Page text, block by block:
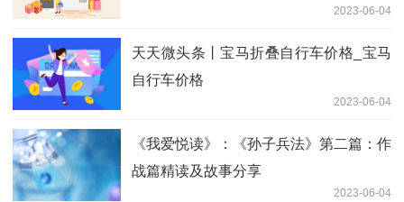
2023-06-04
天天微头条丨宝马折叠自行车价格_宝马
自行车价格
2023-06-04
《我爱悦读》：《孙子兵法》第二篇：作
战篇精读及故事分享
2023-06-04